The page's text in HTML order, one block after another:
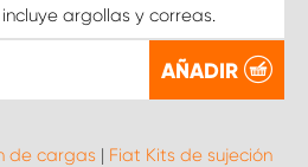
argollas y correas.
AÑADIR
de cargas | Fiat Kits de sujeción